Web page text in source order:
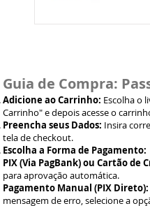
Guia de Compra:
Adicione ao Carrinho: Escolha o
Carrinho" e depois acesse o
Preencha seus Dados: Insira
tela de checkout.
Escolha a Forma de Pagamento:
PIX (Via PagBank) ou Cartão de
para aprovação automática.
Pagamento Manual (PIX Direto):
mensagem de erro, selecione a